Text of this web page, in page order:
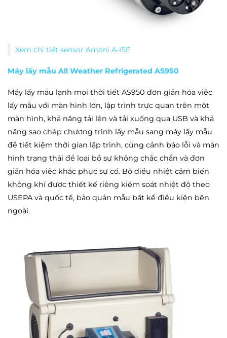
Xem chi tiết sensor Amoni A-ISE
Máy lấy mẫu All Weather Refrigerated AS950
Máy lấy mẫu lạnh mọi thời tiết AS950 đơn giản hóa việc
lấy mẫu với màn hình lớn, lập trình trực quan trên một
màn hình, khả năng tải lên và tải xuống qua USB và khả
năng sao chép chương trình lấy mẫu sang máy lấy mẫu
để tiết kiệm thời gian lập trình, cùng cảnh báo lỗi và màn
hình trạng thái để loại bỏ sự không chắc chắn và đơn
giản hóa việc khắc phục sự cố. Bộ điều nhiệt cảm biến
không khí được thiết kế riêng kiểm soát nhiệt độ theo
USEPA và quốc tế, bảo quản mẫu bất kể điều kiện bên
ngoài.